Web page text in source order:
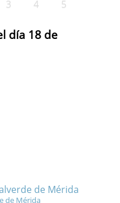
3 4 5
día 18 de
de Mérida
de Mérida